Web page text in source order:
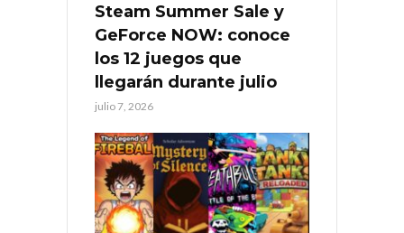
Steam Summer Sale y
GeForce NOW: conoce
los 12 juegos que
llegarán durante julio
julio 7, 2026